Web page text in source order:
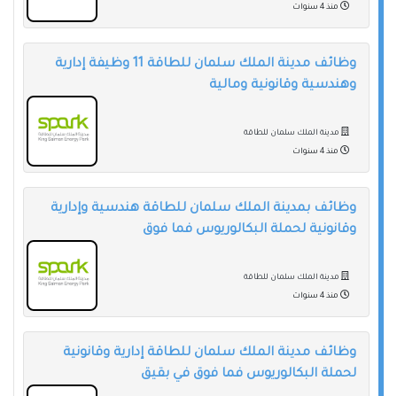
منذ 4 سنوات
وظائف مدينة الملك سلمان للطاقة 11 وظيفة إدارية
وهندسية وقانونية ومالية
مدينة الملك سلمان للطاقة
منذ 4 سنوات
وظائف بمدينة الملك سلمان للطاقة هندسية وإدارية
وقانونية لحملة البكالوريوس فما فوق
مدينة الملك سلمان للطاقة
منذ 4 سنوات
وظائف مدينة الملك سلمان للطاقة إدارية وقانونية
لحملة البكالوريوس فما فوق في بقيق